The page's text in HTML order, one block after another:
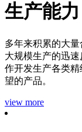
生产能力
多年来积累的大
大规模生产的迅
作开发生产各类
望的产品。
view more